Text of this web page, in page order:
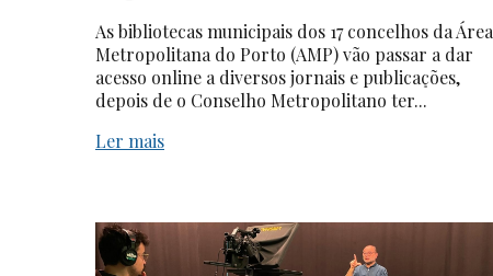
As bibliotecas municipais dos 17 concelhos da Área
Metropolitana do Porto (AMP) vão passar a dar
acesso online a diversos jornais e publicações,
depois de o Conselho Metropolitano ter...
Ler mais